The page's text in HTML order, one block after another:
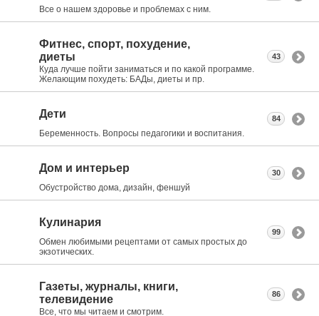
Все о нашем здоровье и проблемах с ним.
Фитнес, спорт, похудение,
диеты
Куда лучше пойти заниматься и по какой программе.
Желающим похудеть: БАДы, диеты и пр.
43
Дети
Беременность. Вопросы педагогики и воспитания.
84
Дом и интерьер
Обустройство дома, дизайн, феншуй
30
Кулинария
Обмен любимыми рецептами от самых простых до
экзотических.
99
Газеты, журналы, книги,
телевидение
Все, что мы читаем и смотрим.
86